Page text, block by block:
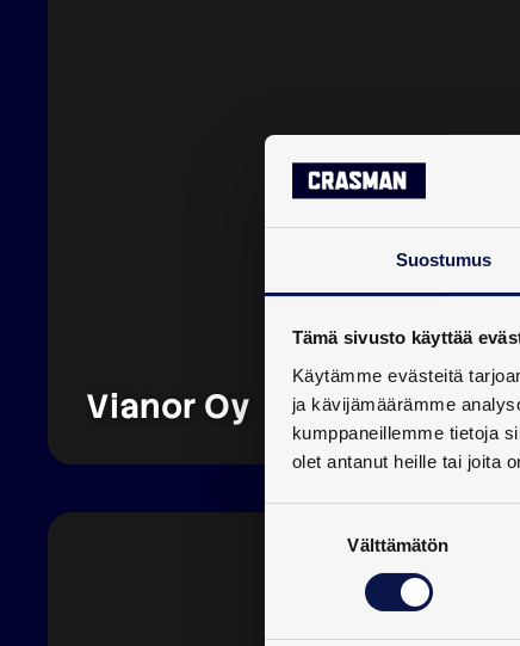
Suostumus
Tämä sivusto käyttää
Käytämme evästeitä
ja kävijämäärämme
kumppaneillemme tietoja
olet antanut heille tai joita
Välttämätön
Vianor Oy